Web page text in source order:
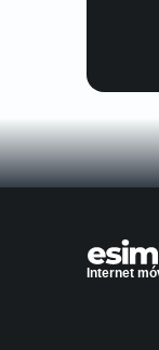
Internet